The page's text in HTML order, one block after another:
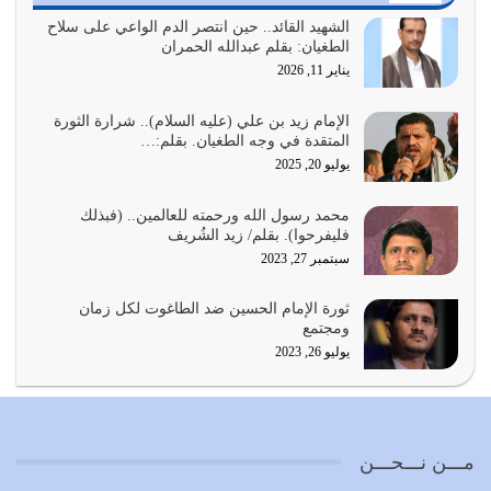
واجتهاداتنا لأننا سنختلف ونتفرق
يوليو 24, 2026
أمة عاجزة عن النهوض…
يوليو 23, 2026
بحبل الله جميعاً وليس كل…
يوليو 22, 2026
يشاء ويذل من يشاء
يوليو 21, 2026
{إِنَّ الدِّينَ عِنْدَ اللَّهِ الْإسْلامُ} الدين الذي شرعه الله للناس في
الشهيد القائد.. حين انتصر الدم الواعي على سلاح
الطغيان: بقلم عبدالله الحمران
يناير 11, 2026
الإمام زيد بن علي (عليه السلام).. شرارة الثورة
المتقدة في وجه الطغيان. بقلم:…
يوليو 20, 2025
محمد رسول الله ورحمته للعالمين.. (فبذلك
فليفرحوا). بقلم/ زيد الشُريف
سبتمبر 27, 2023
ثورة الإمام الحسين ضد الطاغوت لكل زمان
ومجتمع
يوليو 26, 2023
مـــن نـــحـــن